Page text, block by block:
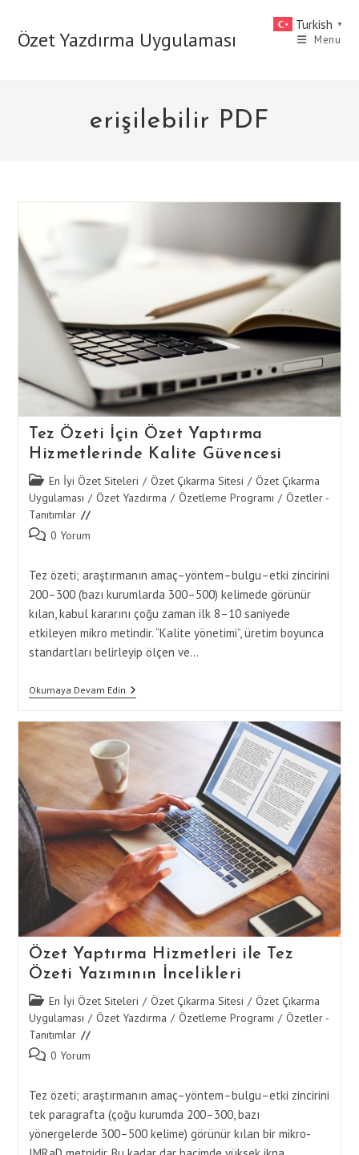
contentÖzet Yazdırma Uygulaması Menu
erişilebilir PDF
Tez Özeti İçin Özet Yaptırma
Hizmetlerinde Kalite Güvencesi
Post
category:
En İyi Özet Siteleri / Özet Çıkarma Sitesi / Özet Çıkarma
Uygulaması / Özet Yazdırma / Özetleme Programı / Özetler -
Tanıtımlar
Post 0 Yorum
Tez özeti; araştırmanın amaç–yöntem–bulgu–etki zincirini
200–300 (bazı kurumlarda 300–500) kelimede görünür
kılan, kabul kararını çoğu zaman ilk 8–10 saniyede
etkileyen mikro metindir. “Kalite yönetimi”, üretim boyunca
standartları belirleyip ölçen ve…
Okumaya Devam EdinTez
Yaptırma
Hizmetlerinde
Kalite
Güvencesi
Özet Yaptırma Hizmetleri ile Tez
Özeti Yazımının İncelikleri
Post
category:
En İyi Özet Siteleri / Özet Çıkarma Sitesi / Özet Çıkarma
Uygulaması / Özet Yazdırma / Özetleme Programı / Özetler -
Tanıtımlar
Post 0 Yorum
Tez özeti; araştırmanın amaç–yöntem–bulgu–etki zincirini
tek paragrafta (çoğu kurumda 200–300, bazı
yönergelerde 300–500 kelime) görünür kılan bir mikro-
Turkish ▼